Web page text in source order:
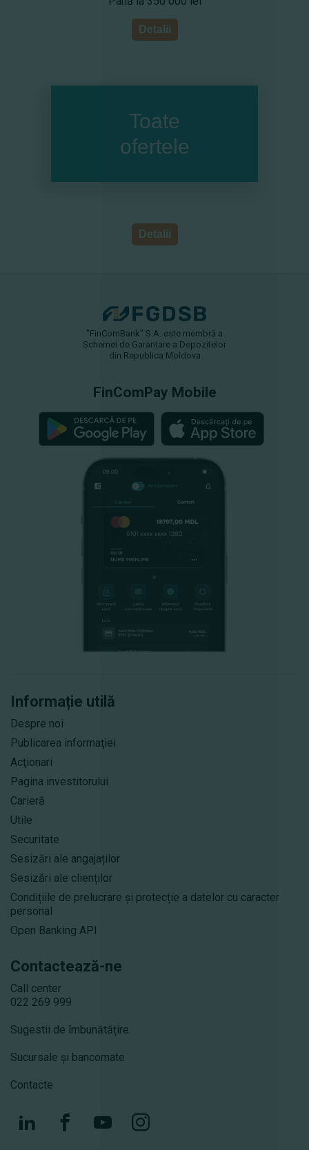
Detalii
Toate
ofertele
Detalii
Informație utilă
Despre noi
Publicarea informaţiei
Acţionari
Pagina investitorului
Carieră
Utile
Securitate
Sesizări ale angajaților
Sesizări ale clienților
Condițiile de prelucrare și protecție a datelor cu caracter
personal
Open Banking API
Contactează-ne
Call center
022 269 999
Sugestii de îmbunătățire
Sucursale și bancomate
Contacte
"FinComBank" S.A. este membră a
Schemei de Garantare a Depozitelor
din Republica Moldova
FinComPay Mobile